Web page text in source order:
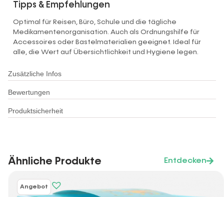
Zusätzliche Infos
Bewertungen
Produktsicherheit
Tipps & Empfehlungen
Optimal für Reisen, Büro, Schule und die tägliche
Medikamentenorganisation. Auch als Ordnungshilfe für
Accessoires oder Bastelmaterialien geeignet. Ideal für
alle, die Wert auf Übersichtlichkeit und Hygiene legen.
Ähnliche Produkte Entdecken
Angebot